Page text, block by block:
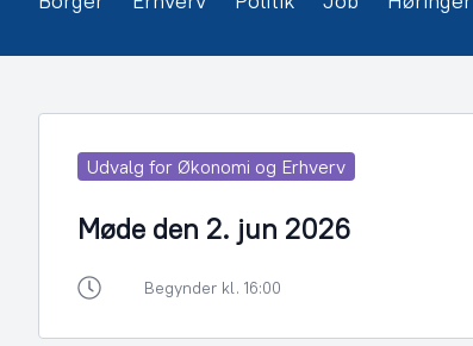
Udvalg for Økonomi og Erhverv
Møde den 2. jun 2026
Begynder kl. 16:00